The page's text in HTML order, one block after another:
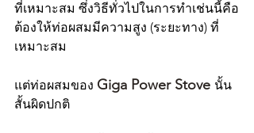
ที่เหมาะสม ซึ่งวิธีทั่วไปในการทำเช่นนี้คือ
ต้องให้ท่อผสมมีความสูง (ระยะทาง) ที่
เหมาะสม
แต่ท่อผสมของ Giga Power Stove นั้น
สั้นผิดปกติ